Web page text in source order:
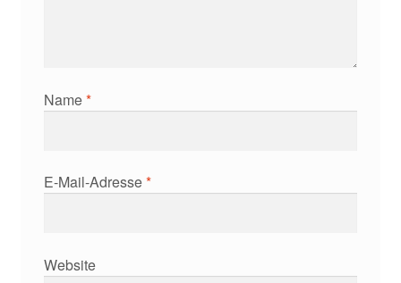
Name*
E-Mail-Adresse*
Website